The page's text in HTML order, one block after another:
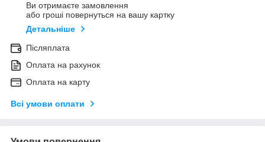
Ви отримаєте замовлення
або гроші повернуться на вашу картку
Детальніше
Післяплата
Оплата на рахунок
Оплата на карту
Всі умови оплати